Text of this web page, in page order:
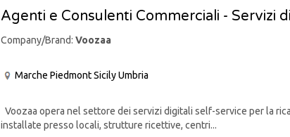
Agenti e Consulenti Commerciali - Servizi
Company/Brand: Voozaa
Marche PiedmontSicilyUmbria
Voozaa opera nel settore dei servizi digitali self-service per la
installate presso locali, strutture ricettive, centri...